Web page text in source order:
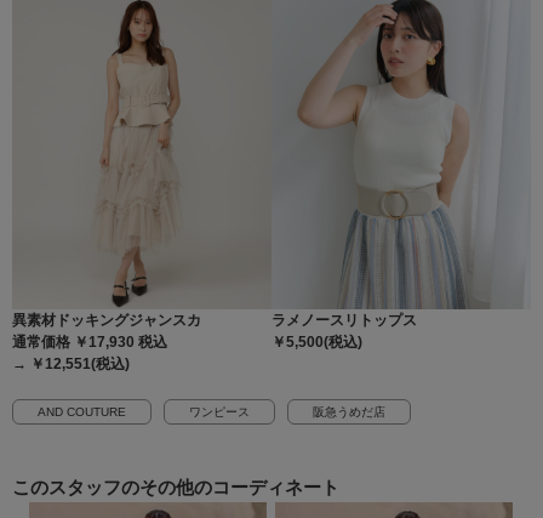
異素材ドッキングジャンスカ
通常価格 ￥17,930 税込
→ ￥12,551(税込)
ラメノースリトップス
￥5,500(税込)
AND COUTURE ワンピース 阪急うめだ店
このスタッフのその他のコーディネート